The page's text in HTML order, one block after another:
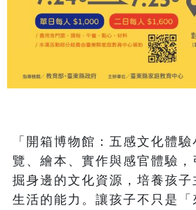
「開箱博物館：五感文化體
覽、繪本、實作與感官體驗，
掘身邊的文化資源，培養孩子
生活的能力。讓孩子不只是「